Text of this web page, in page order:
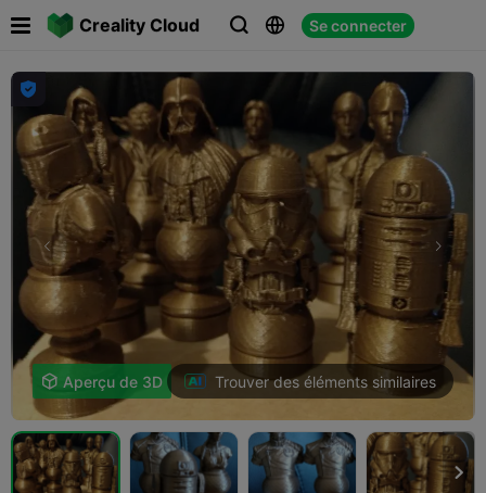
Creality Cloud   Se connecter
 

 Aperçu de 3D Trouver des éléments similaires
